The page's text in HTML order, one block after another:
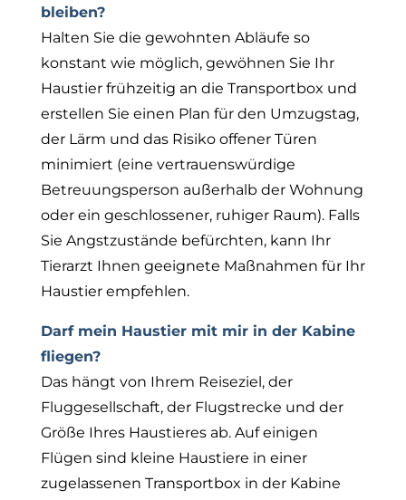
bleiben?
Halten Sie die gewohnten Abläufe so
konstant wie möglich, gewöhnen Sie Ihr
Haustier frühzeitig an die Transportbox und
erstellen Sie einen Plan für den Umzugstag,
der Lärm und das Risiko offener Türen
minimiert (eine vertrauenswürdige
Betreuungsperson außerhalb der Wohnung
oder ein geschlossener, ruhiger Raum). Falls
Sie Angstzustände befürchten, kann Ihr
Tierarzt Ihnen geeignete Maßnahmen für Ihr
Haustier empfehlen.
Darf mein Haustier mit mir in der Kabine
fliegen?
Das hängt von Ihrem Reiseziel, der
Fluggesellschaft, der Flugstrecke und der
Größe Ihres Haustieres ab. Auf einigen
Flügen sind kleine Haustiere in einer
zugelassenen Transportbox in der Kabine